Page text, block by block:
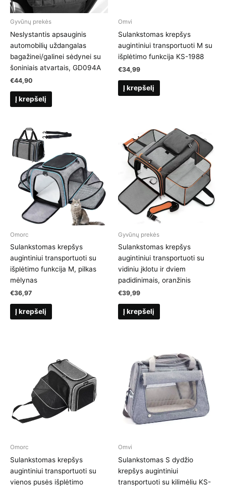
Gyvūnų prekės
Neslystantis apsauginis
automobilių uždangalas
bagažinei/galinei sėdynei su
šoniniais atvartais, GD094A
€44,90
Į krepšelį
Omvi
Sulankstomas krepšys
augintiniui transportuoti M su
išplėtimo funkcija KS-1988
€34,99
Į krepšelį
Omorc
Sulankstomas krepšys
augintiniui transportuoti su
išplėtimo funkcija M, pilkas
mėlynas
€36,97
Į krepšelį
Gyvūnų prekės
Sulankstomas krepšys
augintiniui transportuoti su
vidiniu įklotu ir dviem
padidinimais, oranžinis
€39,99
Į krepšelį
Omorc
Sulankstomas krepšys
augintiniui transportuoti su
vienos pusės išplėtimo
Omvi
Sulankstomas S dydžio
krepšys augintiniui
transportuoti su kilimėliu KS-